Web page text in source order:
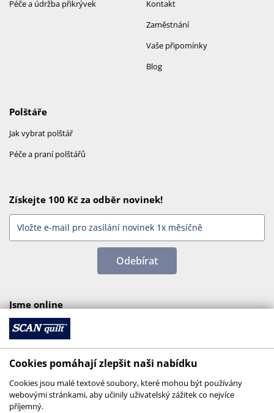
Kontakt
Zaměstnání
Vaše připomínky
Blog
Péče a údržba přikrývek
Polštáře
Jak vybrat polštář
Péče a praní polštářů
Získejte 100 Kč za odběr novinek!
Odebírat
Jsme online
Cookies pomáhají zlepšit naši nabídku
Cookies jsou malé textové soubory, které mohou být používány
webovými stránkami, aby učinily uživatelský zážitek co nejvíce
příjemný.